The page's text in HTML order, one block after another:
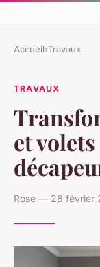
Accueil›Travaux
TRAVAUX
et
Rose — 28 février